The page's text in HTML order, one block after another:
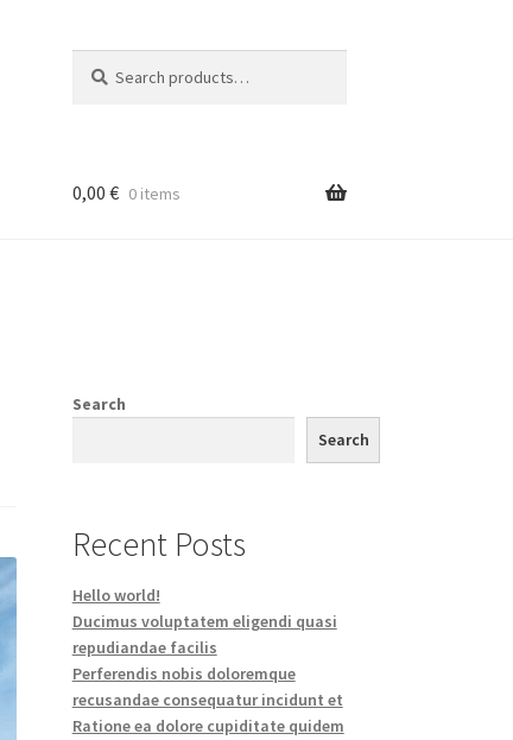
for:
0,00 € 0 items
Search
Search
Recent Posts
Hello world!
Ducimus voluptatem eligendi quasi
repudiandae facilis
Perferendis nobis doloremque
recusandae consequatur incidunt et
Ratione ea dolore cupiditate quidem